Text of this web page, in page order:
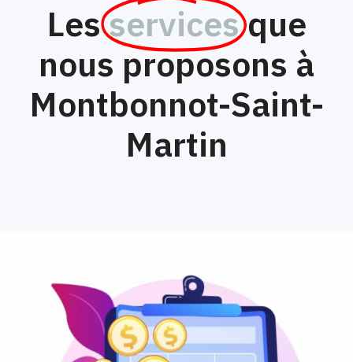
Lesservices que
nous proposons à
Montbonnot-Saint-
Martin